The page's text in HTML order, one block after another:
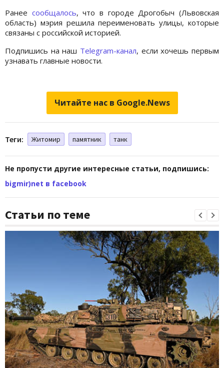
Ранее сообщалось, что в городе Дрогобыч (Львовская
область) мэрия решила переименовать улицы, которые
связаны с российской историей.
Подпишись на наш Telegram-канал, если хочешь первым
узнавать главные новости.
Читайте нас в Google.News
Теги: Житомир памятник танк
Не пропусти другие интересные статьи, подпишись:
bigmir)net в facebook
Статьи по теме